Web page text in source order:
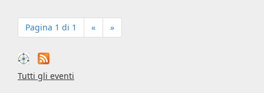
Pagina 1 di 1 « »
Tutti gli eventi